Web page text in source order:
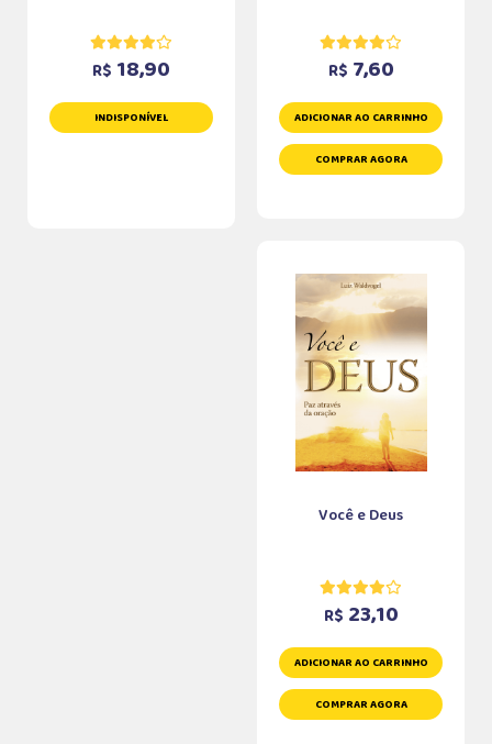
R$ 18,90
INDISPONÍVEL
R$ 7,60
ADICIONAR AO CARRINHO
COMPRAR AGORA
Você e Deus
R$ 23,10
ADICIONAR AO CARRINHO
COMPRAR AGORA